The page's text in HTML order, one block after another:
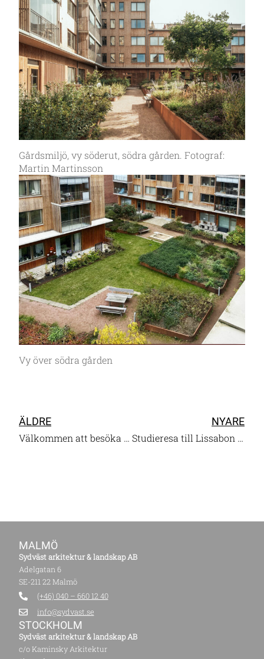
Gårdsmiljö, vy söderut, södra gården. Fotograf:
Martin Martinsson
Vy över södra gården
ÄLDRE
Välkommen att besöka oss
NYARE
Studieresa till Lissabon – historiska lager och nya perspektiv
MALMÖ
Sydväst arkitektur & landskap AB
Adelgatan 6
SE-211 22 Malmö
(+46) 040 – 660 12 40
info@sydvast.se
STOCKHOLM
Sydväst arkitektur & landskap AB
c/o Kaminsky Arkitektur